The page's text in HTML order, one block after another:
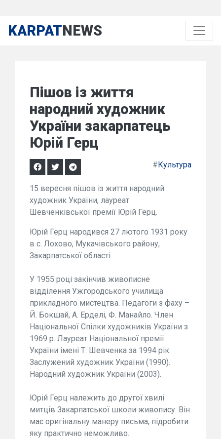
KARPATNEWS
Пішов із життя
народний художник
України закарпатець
Юрій Герц
#Культура
15 вересня пішов із життя народний
художник України, лауреат
Шевченківської премії Юрій Герц.
Юрій Герц народився 27 лютого 1931 року
в с. Лохово, Мукачівського району,
Закарпатської області.
У 1955 році закінчив живописне
відділення Ужгородського училища
прикладного мистецтва. Педагоги з фаху –
Й. Бокшай, А. Ерделі, Ф. Манайло. Член
Національної Спілки художників України з
1969 р. Лауреат Національної премії
України імені Т. Шевченка за 1994 рік.
Заслужений художник України (1990).
Народний художник України (2003).
Юрій Герц належить до другої хвилі
митців Закарпатської школи живопису. Він
має оригінальну манеру письма, підробити
яку практично неможливо.